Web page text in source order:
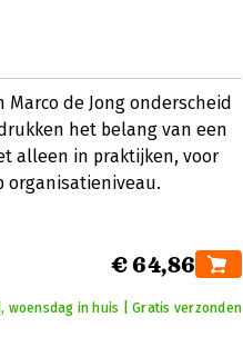
Marco de Jong onderscheid
het belang van een
alleen in praktijken, voor
organisatieniveau.
€ 64,86
woensdag in huis | Gratis verzonden